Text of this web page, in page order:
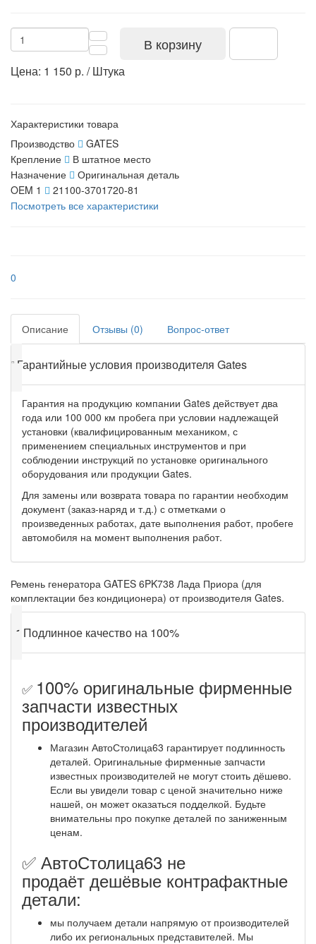
В корзину
Цена: 1 150 р. / Штука
Характеристики товара
Производство
GATES
Крепление
В штатное место
Назначение
Оригинальная деталь
OEM 1
21100-3701720-81
Посмотреть все характеристики
0
Описание Отзывы (0) Вопрос-ответ
❕ Гарантийные условия производителя Gates
Гарантия на продукцию компании Gates действует два
года или 100 000 км пробега при условии надлежащей
установки (квалифицированным механиком, с
применением специальных инструментов и при
соблюдении инструкций по установке оригинального
оборудования или продукции Gates.
Для замены или возврата товара по гарантии необходим
документ (заказ-наряд и т.д.) с отметками о
произведенных работах, дате выполнения работ, пробеге
автомобиля на момент выполнения работ.
Ремень генератора GATES 6PK738 Лада Приора (для
комплектации без кондиционера) от производителя Gates.
✔ Подлинное качество на 100%
✅ 100% оригинальные фирменные
запчасти известных
производителей
Магазин АвтоСтолица63 гарантирует подлинность
деталей. Оригинальные фирменные запчасти
известных производителей не могут стоить дёшево.
Если вы увидели товар с ценой значительно ниже
нашей, он может оказаться подделкой. Будьте
внимательны про покупке деталей по заниженным
ценам.
✅ АвтоСтолица63 не
продаёт дешёвые контрафактные
детали:
мы получаем детали напрямую от производителей
либо их региональных представителей. Мы